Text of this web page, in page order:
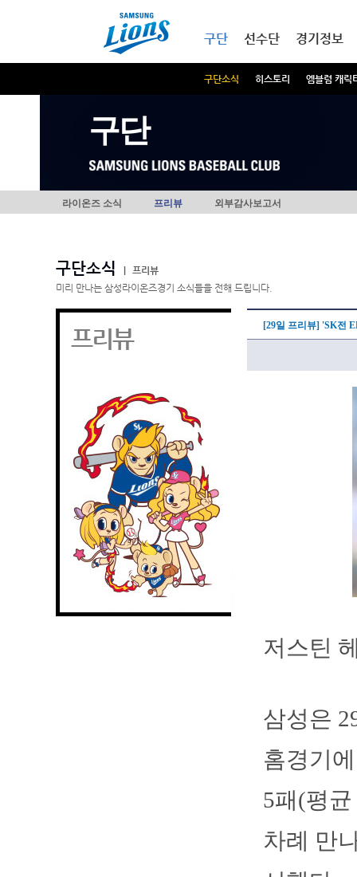
구단
구단소식 히스토리 엠블럼 캐릭
선수단 경기정보
구단
라이온즈 소식 프리뷰 외부감사보고서
구단소식
프리뷰
미리 만나는 삼성라이온즈경기 소식들을 전해 드립니다.
프리뷰 [29일 프리뷰] 'SK전
저스틴
삼성은
홈경기
5패(평
차례 만